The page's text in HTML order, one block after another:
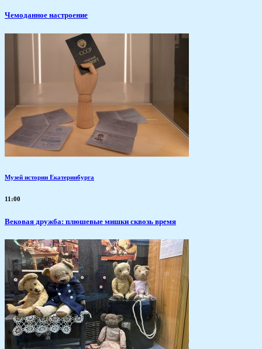
Чемоданное настроение
Музей истории Екатеринбурга
11:00
Вековая дружба: плюшевые мишки сквозь время